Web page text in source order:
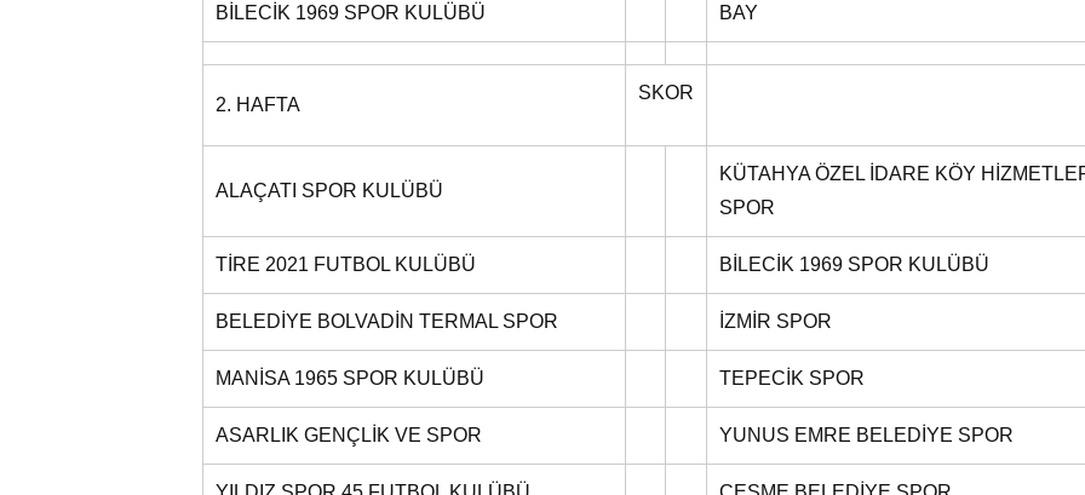
BİLECİK 1969 SPOR KULÜBÜ BAY
2. HAFTA
SKOR
ALAÇATI SPOR KULÜBÜ
KÜTAHYA ÖZEL İDARE KÖY
SPOR
TİRE 2021 FUTBOL KULÜBÜ BİLECİK 1969 SPOR KULÜBÜ
BELEDİYE BOLVADİN TERMAL SPOR İZMİR SPOR
MANİSA 1965 SPOR KULÜBÜ TEPECİK SPOR
ASARLIK GENÇLİK VE SPOR YUNUS EMRE BELEDİYE SPOR